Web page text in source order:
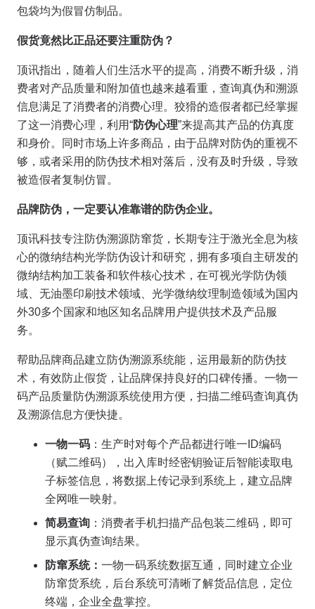
包袋均为假冒仿制品。
假货竟然比正品还要注重防伪？
顶讯指出，随着人们生活水平的提高，消费不断升级，消
费者对产品质量和附加值也越来越看重，查询真伪和溯源
信息满足了消费者的消费心理。狡猾的造假者都已经掌握
了这一消费心理，利用“防伪心理”来提高其产品的仿真度
和身价。同时市场上许多商品，由于品牌对防伪的重视不
够，或者采用的防伪技术相对落后，没有及时升级，导致
被造假者复制仿冒。
品牌防伪，一定要认准靠谱的防伪企业。
顶讯科技专注防伪溯源防窜货，长期专注于激光全息为核
心的微纳结构光学防伪设计和研究，拥有多项自主研发的
微纳结构加工装备和软件核心技术，在可视光学防伪领
域、无油墨印刷技术领域、光学微纳纹理制造领域为国内
外30多个国家和地区知名品牌用户提供技术及产品服
务。
帮助品牌商品建立防伪溯源系统能，运用最新的防伪技
术，有效防止假货，让品牌保持良好的口碑传播。一物一
码产品质量防伪溯源系统使用方便，扫描二维码查询真伪
及溯源信息方便快捷。
一物一码 ：生产时对每个产品都进行唯一ID编码
（赋二维码），出入库时经密钥验证后智能读取电
子标签信息，将数据上传记录到系统上，建立品牌
全网唯一映射。
简易查询 ：消费者手机扫描产品包装二维码，即可
显示真伪查询结果。
防窜系统： 一物一码系统数据互通，同时建立企业
防窜货系统，后台系统可清晰了解货品信息，定位
终端，企业全盘掌控。